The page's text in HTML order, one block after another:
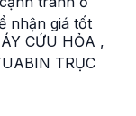
nhận giá tốt
CỨU HỎA ,
TRỤC